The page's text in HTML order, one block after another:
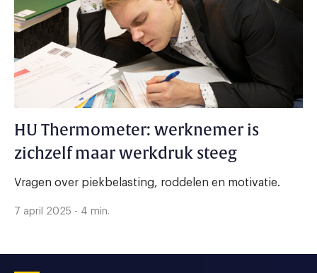
HU Thermometer: werknemer is
zichzelf maar werkdruk steeg
Vragen over piekbelasting, roddelen en motivatie.
7 april 2025 - 4 min.